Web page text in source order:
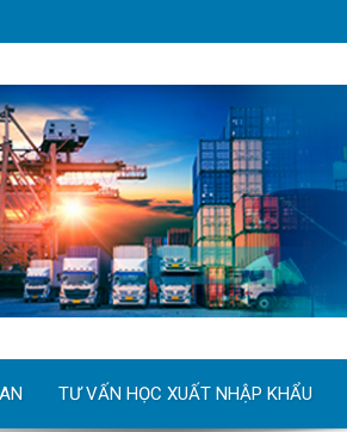
TƯ VẤN HỌC XUẤT NHẬP KHẨU